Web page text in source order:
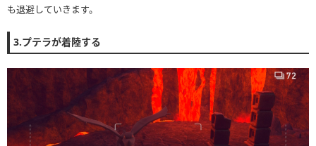
も退避していきます。
3.プテラが着陸する